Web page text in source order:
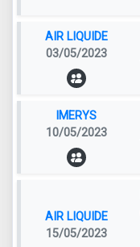
AIR LIQUIDE
03/05/2023
IMERYS
10/05/2023
AIR LIQUIDE
15/05/2023